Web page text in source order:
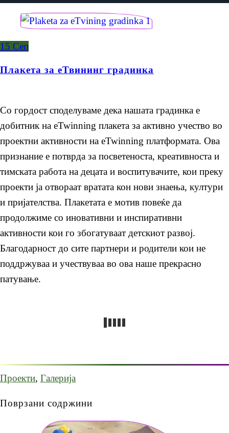
15 Сеп
Плакета за еТвининг градинка
Со гордост споделуваме дека нашата градинка е
добитник на еTwinning плакета за активно учество во
проектни активности на еTwinning платформата. Ова
признание е потврда за посветеноста, креативноста и
тимската работа на децата и воспитувачите, кои преку
проекти ја отвораат вратата кон нови знаења, култури
и пријателства. Плакетата е мотив повеќе да
продолжиме со иновативни и инспиративни
активности кои го збогатуваат детскиот развој.
Благодарност до сите партнери и родители кои не
поддржуваа и учествуваа во ова наше прекрасно
патување.
Проекти, Галерија
Поврзани содржини